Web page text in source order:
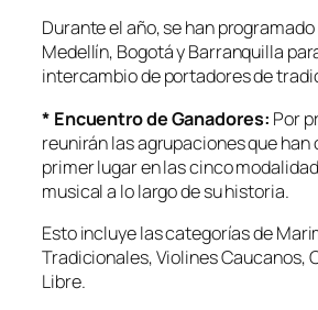
Durante el año, se han
Medellín, Bogotá y Barranquilla
intercambio de portadores de
* Encuentro de Ganadores: Por
reunirán las agrupaciones que han
primer lugar en las cinco
musical a lo largo de su historia.
Esto incluye las categorías de
Tradicionales, Violines Caucanos,
Libre.